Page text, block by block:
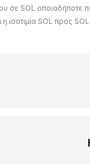
σε SOL οποιαδήποτε
ισοτιμία SOL προς